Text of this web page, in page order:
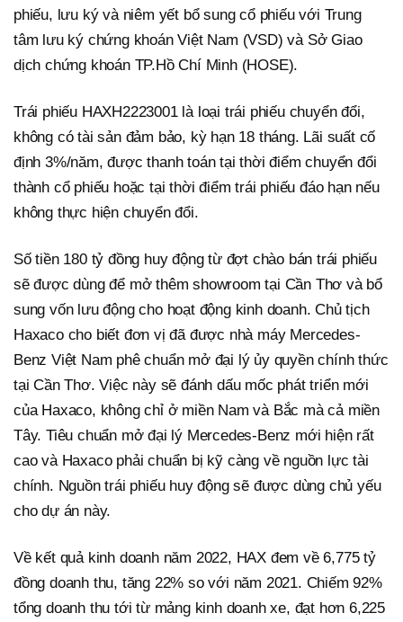
phiếu, lưu ký và niêm yết bổ sung cổ phiếu với Trung
tâm lưu ký chứng khoán Việt Nam (VSD) và Sở Giao
dịch chứng khoán TP.Hồ Chí Minh (HOSE).
Trái phiếu HAXH2223001 là loại trái phiếu chuyển đổi,
không có tài sản đảm bảo, kỳ hạn 18 tháng. Lãi suất cố
định 3%/năm, được thanh toán tại thời điểm chuyển đổi
thành cổ phiếu hoặc tại thời điểm trái phiếu đáo hạn nếu
không thực hiện chuyển đổi.
Số tiền 180 tỷ đồng huy động từ đợt chào bán trái phiếu
sẽ được dùng để mở thêm showroom tại Cần Thơ và bổ
sung vốn lưu động cho hoạt động kinh doanh. Chủ tịch
Haxaco cho biết đơn vị đã được nhà máy Mercedes-
Benz Việt Nam phê chuẩn mở đại lý ủy quyền chính thức
tại Cần Thơ. Việc này sẽ đánh dấu mốc phát triển mới
của Haxaco, không chỉ ở miền Nam và Bắc mà cả miền
Tây. Tiêu chuẩn mở đại lý Mercedes-Benz mới hiện rất
cao và Haxaco phải chuẩn bị kỹ càng về nguồn lực tài
chính. Nguồn trái phiếu huy động sẽ được dùng chủ yếu
cho dự án này.
Về kết quả kinh doanh năm 2022, HAX đem về 6,775 tỷ
đồng doanh thu, tăng 22% so với năm 2021. Chiếm 92%
tổng doanh thu tới từ mảng kinh doanh xe, đạt hơn 6,225